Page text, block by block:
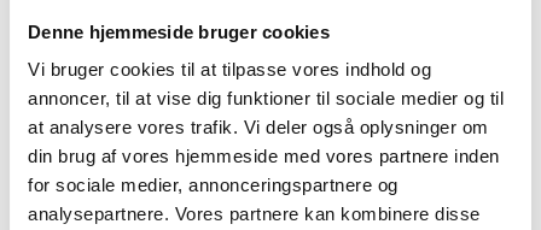
Denne hjemmeside bruger cookies
Vi bruger cookies til at tilpasse vores indhold og
annoncer, til at vise dig funktioner til sociale medier og til
at analysere vores trafik. Vi deler også oplysninger om
din brug af vores hjemmeside med vores partnere inden
for sociale medier, annonceringspartnere og
analysepartnere. Vores partnere kan kombinere disse
KOMFORT
Klar til en hel dag i terrænet – med komfortable
sæder og masser af praktisk opbevaring i
kabinen.